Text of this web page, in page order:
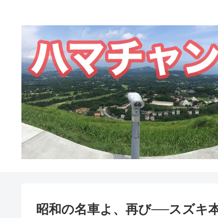
昭和の名車よ、再び──スズキ